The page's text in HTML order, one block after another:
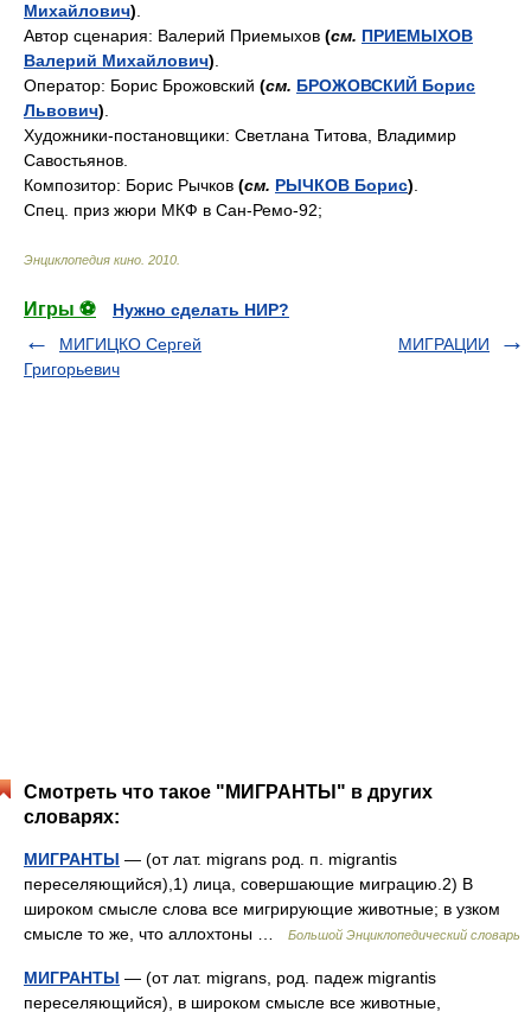
Михайлович)
Автор сценария: Валерий Приемыхов (см. ПРИЕМЫХОВ
Валерий Михайлович)
Оператор: Борис Брожовский (см. БРОЖОВСКИЙ Борис
Львович)
Художники-постановщики: Светлана Титова, Владимир
Савостьянов.
Композитор: Борис Рычков (см. РЫЧКОВ Борис)
Спец. приз жюри МКФ в Сан-Ремо-92;
Энциклопедия кино 2010
Игры ⚽
Нужно сделать НИР?
МИГИЦКО Сергей
Григорьевич
МИГРАЦИИ
Смотреть что такое "МИГРАНТЫ" в других
словарях:
МИГРАНТЫ — (от лат. migrans род. п. migrantis
переселяющийся),1) лица, совершающие миграцию.2) В
широком смысле слова все мигрирующие животные; в узком
смысле то же, что аллохтоны …
Большой Энциклопедический словарь
МИГРАНТЫ — (от лат. migrans, род. падеж migrantis
переселяющийся), в широком смысле все животные,